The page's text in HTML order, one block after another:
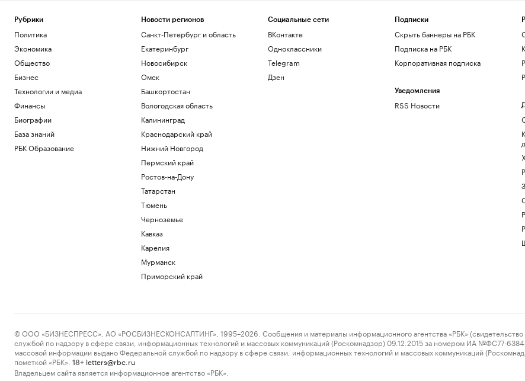
Рубрики
Политика
Экономика
Общество
Бизнес
Технологии и медиа
Финансы
Биографии
База знаний
РБК Образование
Новости регионов
Санкт-Петербург и область
Екатеринбург
Новосибирск
Омск
Башкортостан
Вологодская область
Калининград
Краснодарский край
Нижний Новгород
Пермский край
Ростов-на-Дону
Татарстан
Тюмень
Черноземье
Кавказ
Карелия
Мурманск
Приморский край
Социальные сети
ВКонтакте
Одноклассники
Telegram
Дзен
Подписки
Скрыть баннеры на РБК
Подписка на РБК
Корпоративная подписка
Уведомления
RSS Новости
© ООО «БИЗНЕСПРЕСС», АО «РОСБИЗНЕСКОНСАЛТИНГ», 1995–2026. Сообщения и материалы информационного агентства «РБК» (свидетельство
службой по надзору в сфере связи, информационных технологий и массовых коммуникаций (Роскомнадзор) 09.12.2015 за номером ИА №ФС77-
массовой информации выдано Федеральной службой по надзору в сфере связи, информационных технологий и массовых коммуникаций
пометкой «РБК».
18+ letters@rbc.ru
Владельцем сайта является информационное агентство «РБК».